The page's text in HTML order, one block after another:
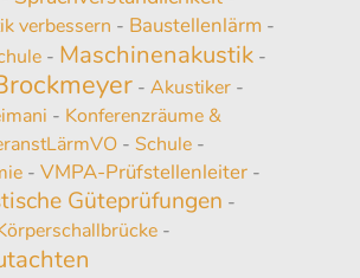
verbessern - Baustellenlärm-
- Maschinenakustik-
- Akustiker-
- Konferenzräume &
- Schule-
- VMPA-Prüfstellenleiter-
Güteprüfungen -
-